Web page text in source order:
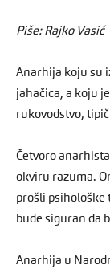
Piše: Rajko Vasić
Anarhija koju su
jahačica, a koju
rukovodstvo,
Četvoro
okviru razuma.
prošli psihološke
bude siguran da
Anarhija u